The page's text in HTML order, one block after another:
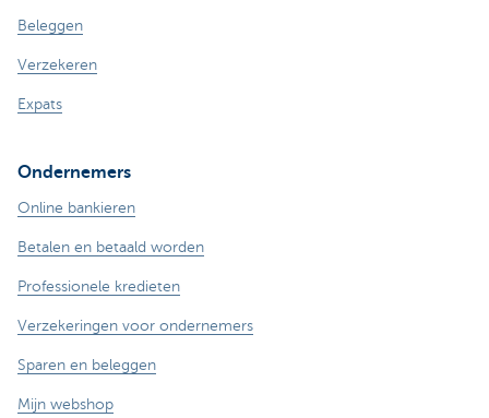
Beleggen
Verzekeren
Expats
Ondernemers
Online bankieren
Betalen en betaald worden
Professionele kredieten
Verzekeringen voor ondernemers
Sparen en beleggen
Mijn webshop